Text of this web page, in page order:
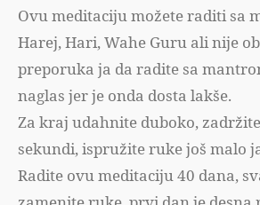
Ovu meditaciju možete raditi sa
Harej, Hari, Wahe Guru ali nije
preporuka ja da radite sa
naglas jer je onda dosta lakše.
Za kraj udahnite duboko,
sekundi, ispružite ruke još malo
Radite ovu meditaciju 40 dana,